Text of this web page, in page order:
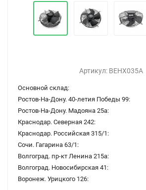
Артикул: ВЕНХ035А
Основной склад:
Ростов-На-Дону. 40-летия Победы 99:
Ростов-На-Дону. Мадояна 25а:
Краснодар. Северная 242:
Краснодар. Российская 315/1:
Сочи. Гагарина 63/1:
Волгоград. пр-кт Ленина 215а:
Волгоград. Новосибирская 41:
Воронеж. Урицкого 126: